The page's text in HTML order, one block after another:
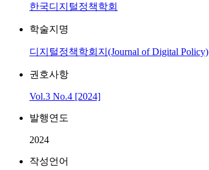
한국디지털정책학회
학술지명
디지털정책학회지(Journal of Digital Policy)
권호사항
Vol.3 No.4 [2024]
발행연도
2024
작성언어